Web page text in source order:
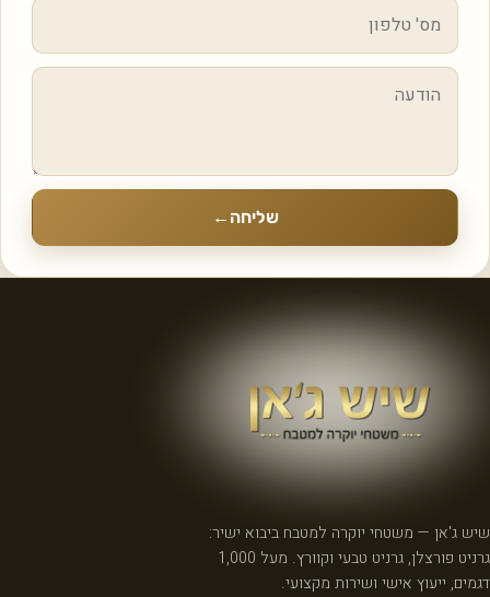
שליחה ←
שיש ג'אן — משטחי יוקרה למטבח ביבוא ישיר:
גרניט פורצלן, גרניט טבעי וקוורץ. מעל 1,000
דגמים, ייעוץ אישי ושירות מקצועי.